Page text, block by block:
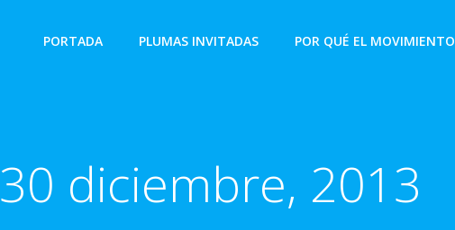
PORTADA PLUMAS INVITADAS POR QUÉ EL MOVIMIENTO
30 diciembre, 2013